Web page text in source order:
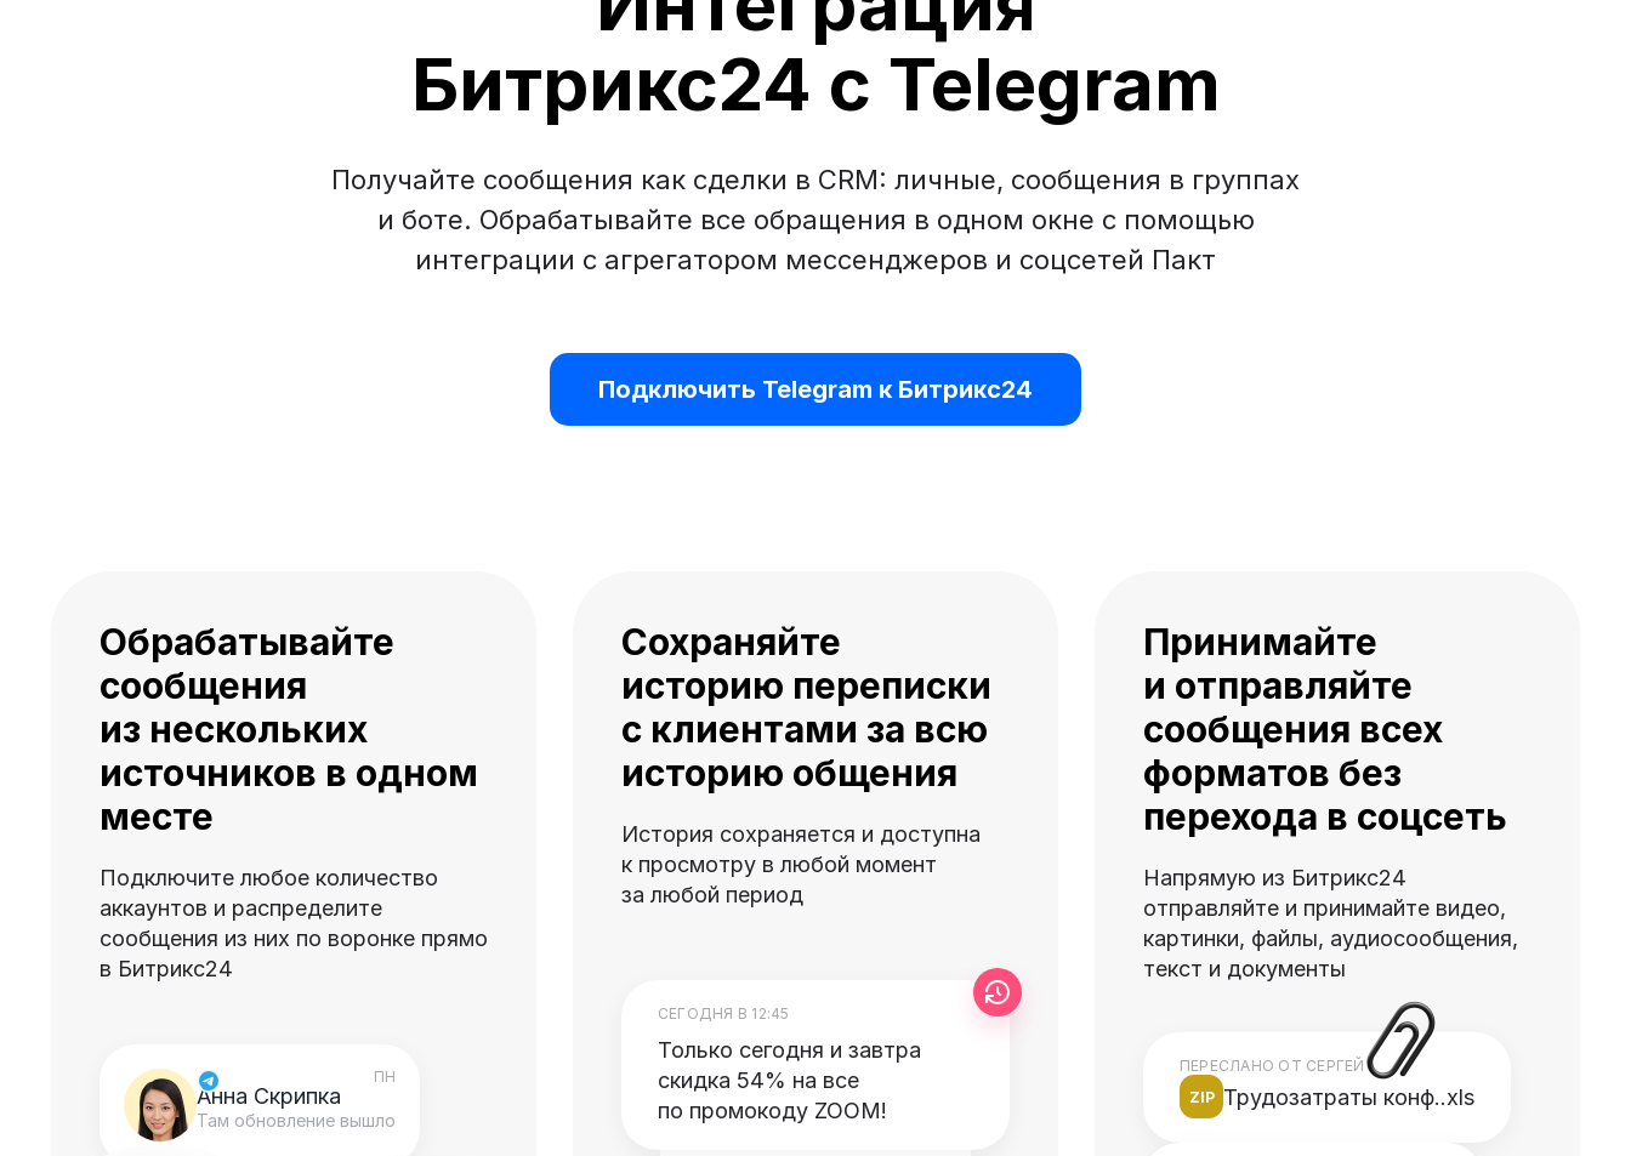
Битрикс24 с Telegram
Получайте сообщения как сделки в CRM: личные, сообщения в группах
и боте. Обрабатывайте все обращения в одном окне с помощью
интеграции с агрегатором мессенджеров и соцсетей Пакт
Подключить Telegram к Битрикс24
Обрабатывайте
сообщения
из нескольких
источников в одном
месте
Подключите любое количество
аккаунтов и распределите
сообщения из них по воронке прямо
в Битрикс24
Анна Скрипка
Там обновление вышло
ПН
Сохраняйте
историю переписки
с клиентами за всю
историю общения
История сохраняется и доступна
к просмотру в любой момент
за любой период
СЕГОДНЯ В 12:45
Только сегодня и завтра
скидка 54% на все
по промокоду ZOOM!
Принимайте
и отправляйте
сообщения всех
форматов без
перехода в соцсеть
Напрямую из Битрикс24
отправляйте и принимайте видео,
картинки, файлы, аудиосообщения,
текст и документы
ПЕРЕСЛАНО ОТ СЕРГЕЙ
ZIP Трудозатраты конф..xls